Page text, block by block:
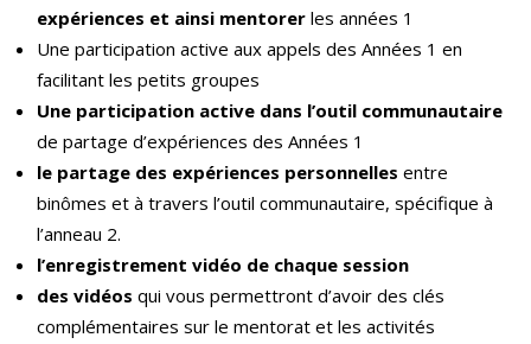
expériences et ainsi mentorer les années 1
Une participation active aux appels des Années 1 en
facilitant les petits groupes
Une participation active dans l’outil communautaire
de partage d’expériences des Années 1
le partage des expériences personnelles entre
binômes et à travers l’outil communautaire, spécifique à
l’anneau 2.
l’enregistrement vidéo de chaque session
des vidéos qui vous permettront d’avoir des clés
complémentaires sur le mentorat et les activités